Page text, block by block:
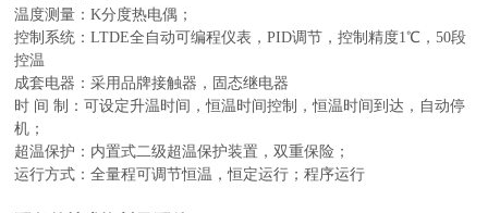
温度测量：K分度热电偶；
控制系统：LTDE全自动可编程仪表，PID调节，控制精度1℃ ，50段
控温
成套电器：采用品牌接触器，固态继电器
时 间 制：可设定升温时间，恒温时间控制，恒温时间到达，自动停
机；
超温保护：内置式二级超温保护装置，双重保险；
运行方式：全量程可调节恒温，恒定运行；程序运行